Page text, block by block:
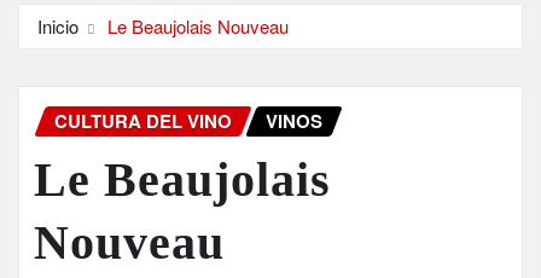
Inicio Le Beaujolais Nouveau
CULTURA DEL VINO VINOS
Le Beaujolais
Nouveau